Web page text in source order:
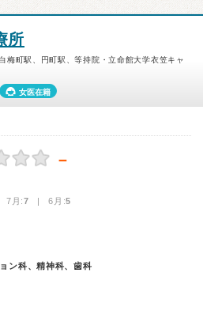
所
梅町駅、円町駅、等持院・立命館大学衣笠キャ
女医在籍
－
7月:7 | 6月:5
ン科、精神科、歯科